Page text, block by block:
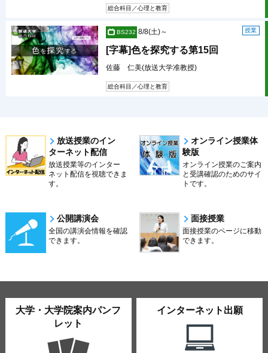
総合科目／心理と教育
BS232 授業
8/8(土)～
[字幕]色を探究する第15回
佐藤 仁美(放送大学准教授)
総合科目／心理と教育
放送授業のイン
ターネット配信
放送授業等のインター
ネット配信を視聴できま
す。
オンライン授業体
験版
オンライン授業のご案内
と受講確認のためのサイ
トです。
公開講演会
全国の講演会情報を確認
できます。
面接授業
面接授業のページに移動
できます。
大学・大学院案内パンフ
レット
インターネット出願